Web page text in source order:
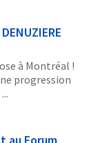
à Montréal !
progression
au Forum